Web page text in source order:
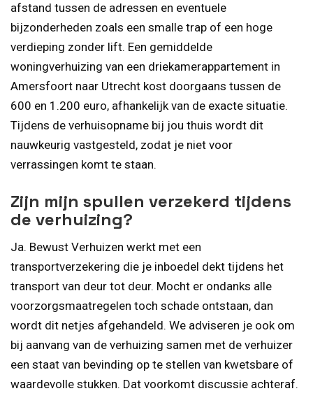
afstand tussen de adressen en eventuele
bijzonderheden zoals een smalle trap of een hoge
verdieping zonder lift. Een gemiddelde
woningverhuizing van een driekamerappartement in
Amersfoort naar Utrecht kost doorgaans tussen de
600 en 1.200 euro, afhankelijk van de exacte situatie.
Tijdens de verhuisopname bij jou thuis wordt dit
nauwkeurig vastgesteld, zodat je niet voor
verrassingen komt te staan.
Zijn mijn spullen verzekerd tijdens
de verhuizing?
Ja. Bewust Verhuizen werkt met een
transportverzekering die je inboedel dekt tijdens het
transport van deur tot deur. Mocht er ondanks alle
voorzorgsmaatregelen toch schade ontstaan, dan
wordt dit netjes afgehandeld. We adviseren je ook om
bij aanvang van de verhuizing samen met de verhuizer
een staat van bevinding op te stellen van kwetsbare of
waardevolle stukken. Dat voorkomt discussie achteraf.